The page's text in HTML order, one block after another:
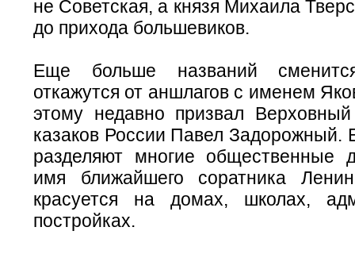
не Советская, а князя Михаила
до прихода большевиков.
Еще больше названий
откажутся от аншлагов с именем
этому недавно призвал
казаков России Павел Задорожный.
разделяют многие общественные
имя ближайшего соратника
красуется на домах, школах,
постройках.